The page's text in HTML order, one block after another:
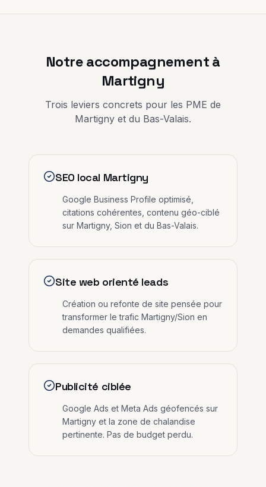
Notre accompagnement à
Martigny
Trois leviers concrets pour les PME de
Martigny et du Bas-Valais.
SEO local Martigny
Google Business Profile optimisé,
citations cohérentes, contenu géo-ciblé
sur Martigny, Sion et du Bas-Valais.
Site web orienté leads
Création ou refonte de site pensée pour
transformer le trafic Martigny/Sion en
demandes qualifiées.
Publicité ciblée
Google Ads et Meta Ads géofencés sur
Martigny et la zone de chalandise
pertinente. Pas de budget perdu.